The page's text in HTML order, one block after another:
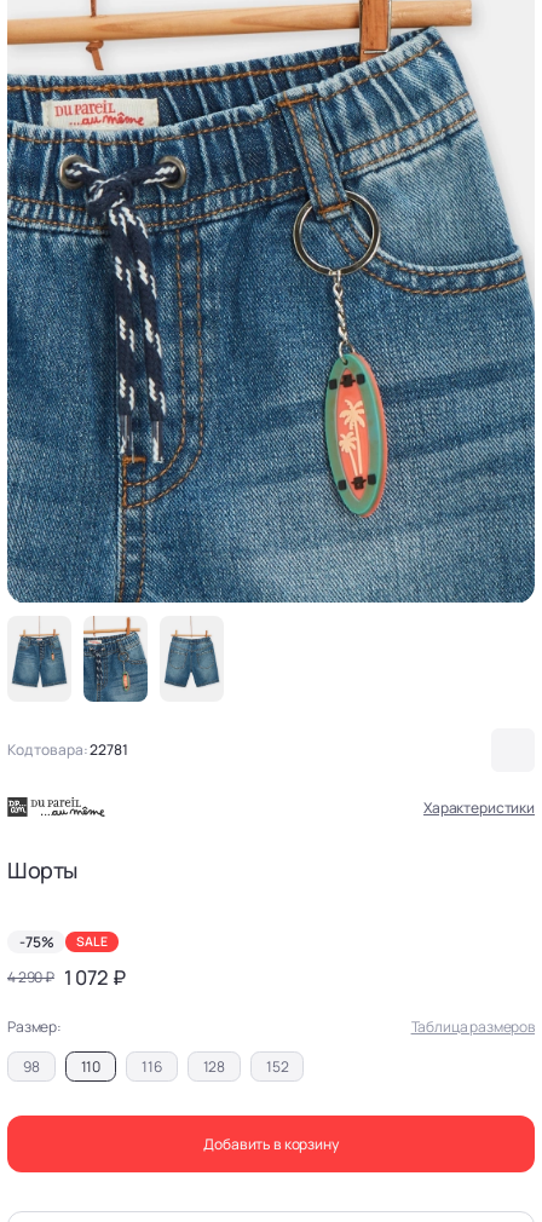
Код товара:22781
Характеристики
Шорты
-75% SALE
4 290 ₽ 1 072 ₽
Размер:
Таблица размеров
98
110 116 128 152
Добавить в корзину